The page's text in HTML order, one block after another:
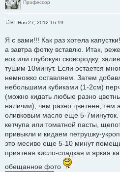
Профессор
о
щ
н
и
Вт Ноя 27, 2012 16:19
Я с вами!!! Как раз хотела капустки!
а завтра фотку вставлю. Итак,
вок или глубокую сковородку,
тушим 10минут. Если остается
немножко оставляем. Затем
небольшими кубиками (1-2см)
(можно кидать любые разно
наличии), чем разно цветнее, тем
оливковым масло еще 5-
кетчупа или томатной пасты,
привыкли и кидаем петрушку-
это месиво еще 5-10 минут
приятная кисло-сладкая и яркая
обещанное фото